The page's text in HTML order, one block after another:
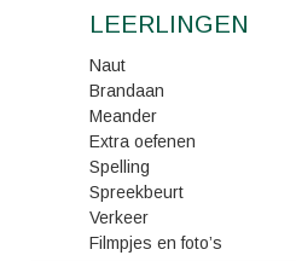
LEERLINGEN
Naut
Brandaan
Meander
Extra oefenen
Spelling
Spreekbeurt
Verkeer
Filmpjes en foto’s